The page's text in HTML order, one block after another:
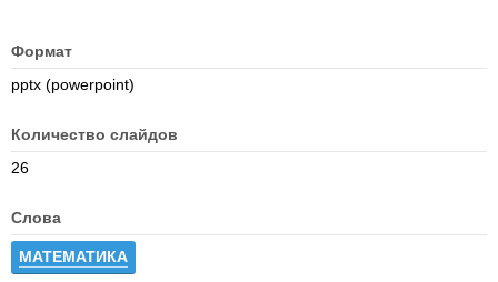
Формат
pptx (powerpoint)
Количество слайдов
26
Слова
МАТЕМАТИКА